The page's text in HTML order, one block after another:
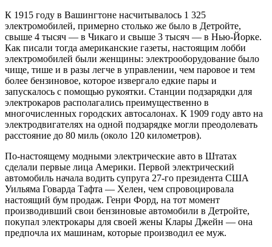
К 1915 году в Вашингтоне насчитывалось 1 325
электромобилей, примерно столько же было в Детройте,
свыше 4 тысяч — в Чикаго и свыше 3 тысяч — в Нью-Йорке.
Как писали тогда американские газеты, настоящим лобби
электромобилей были женщины: электрооборудование было
чище, тише и в разы легче в управлении, чем паровое и тем
более бензиновое, которое извергало едкие пары и
запускалось с помощью рукоятки. Станции подзарядки для
электрокаров располагались преимущественно в
многочисленных городских автосалонах. К 1909 году авто на
электродвигателях на одной подзарядке могли преодолевать
расстояние до 80 миль (около 120 километров).
По-настоящему модными электрические авто в Штатах
сделали первые лица Америки. Первой электрический
автомобиль начала водить супруга 27-го президента США
Уильяма Говарда Тафта — Хелен, чем спровоцировала
настоящий бум продаж. Генри Форд, на тот момент
производивший свои бензиновые автомобили в Детройте,
покупал электрокары для своей жены Клары Джейн — она
предпочла их машинам, которые производил ее муж.